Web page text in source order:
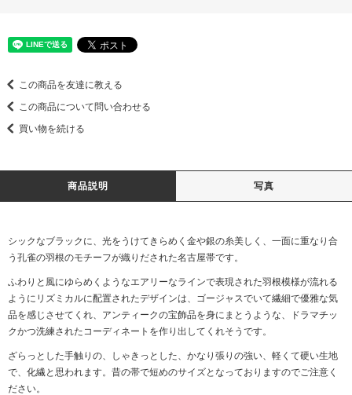
この商品を友達に教える
この商品について問い合わせる
買い物を続ける
商品説明 写真
シックなブラックに、光をうけてきらめく金や銀の糸美しく、一面に重なり合
う孔雀の羽根のモチーフが織りだされた名古屋帯です。
ふわりと風にゆらめくようなエアリーなラインで表現された羽根模様が流れる
ようにリズミカルに配置されたデザインは、ゴージャスでいて繊細で優雅な気
品を感じさせてくれ、アンティークの宝飾品を身にまとうような、ドラマチッ
クかつ洗練されたコーディネートを作り出してくれそうです。
ざらっとした手触りの、しゃきっとした、かなり張りの強い、軽くて硬い生地
で、化繊と思われます。昔の帯で短めのサイズとなっておりますのでご注意く
ださい。